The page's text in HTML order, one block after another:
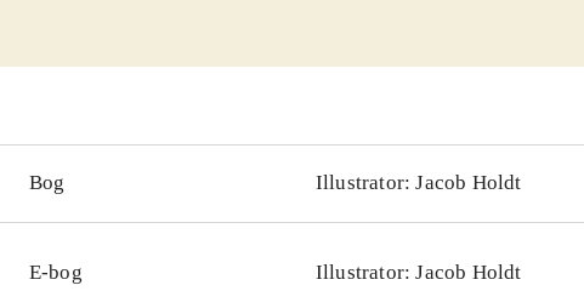
dokumentarisk beretning hvor ikke mindst de mange store
Jacob Holdt rejste landet tyndt i 1970'erne med diasshowet
billeder, og hans bog udkom første gang i 1977. Nærværende
En nærværende og farverig dokumentarisk beretning om
Bog Illustrator: Jacob Holdt
E-bog Illustrator: Jacob Holdt